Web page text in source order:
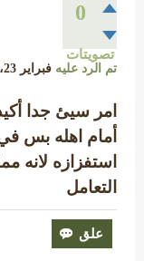
0
تصويتات
تم الرد عليه فبراير 23، 2023
امر سيئ جدا
أمام اهله بس
استفزازه لانه
التعامل